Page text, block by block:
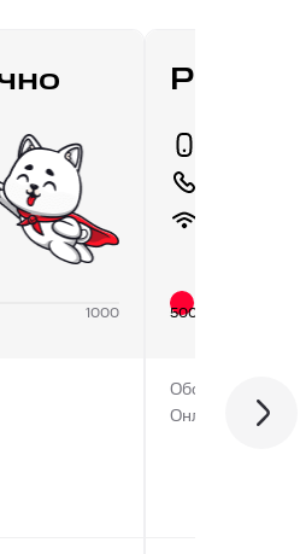
1000
РИИЛ
500
Оборудование
Онлайн-